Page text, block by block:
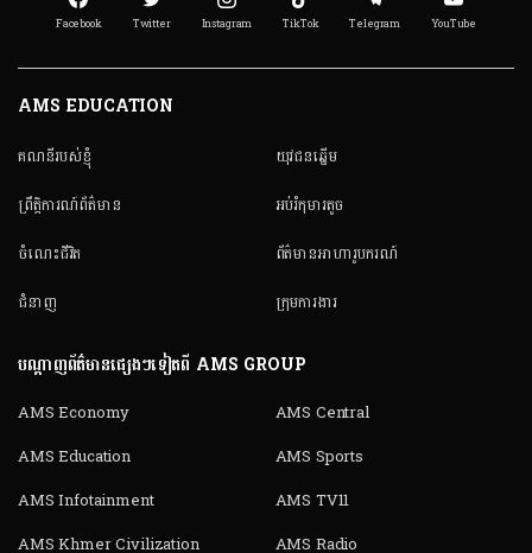
Facebook Twitter Instagram TikTok Telegram YouTube
AMS EDUCATION
គណនី​របស់ខ្ញុំ
ព្រឹត្តិការណ៍ព័ត៌មាន
ចំណេះជីវិត
ជំនាញ
យុវជនឆ្នើម
អប់រំកុមារតូច
ព័ត៌មានអាហារូបករណ៍
ក្រុមការងារ
បណ្តាញព័ត៌មានផ្សេងៗទៀតពី AMS GROUP
AMS Economy
AMS Education
AMS Infotainment
AMS Khmer Civilization
AMS Central
AMS Sports
AMS TV11
AMS Radio